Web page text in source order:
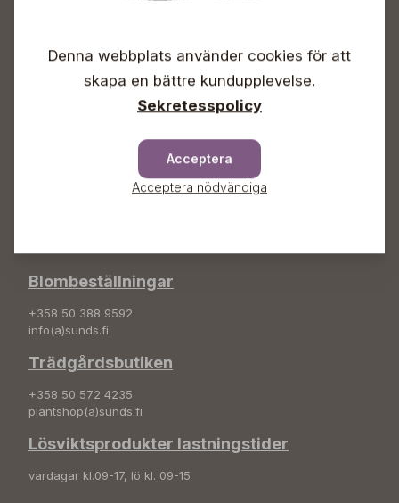
Lördagar 09-16
Blombeställningar
+358 50 388 9592
info(a)sunds.fi
Trädgårdsbutiken
+358 50 572 4235
plantshop(a)sunds.fi
Lösviktsprodukter lastningstider
vardagar kl.09-17, lö kl. 09-15
Denna webbplats använder cookies för att
skapa en bättre kundupplevelse.
Sekretesspolicy
Acceptera
Acceptera nödvändiga